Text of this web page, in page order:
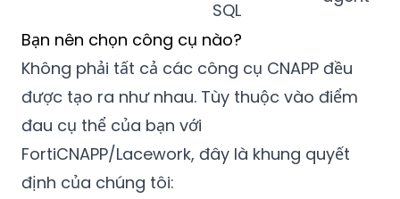
SQL
Bạn nên chọn công cụ nào?
Không phải tất cả các công cụ CNAPP đều
được tạo ra như nhau. Tùy thuộc vào điểm
đau cụ thể của bạn với
FortiCNAPP/Lacework, đây là khung quyết
định của chúng tôi: